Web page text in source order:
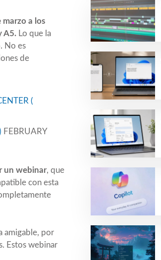
marzo a los
A5. Lo que la
No es
de
(
FEBRUARY
un webinar, que
con esta
amigable, por
Estos webinar